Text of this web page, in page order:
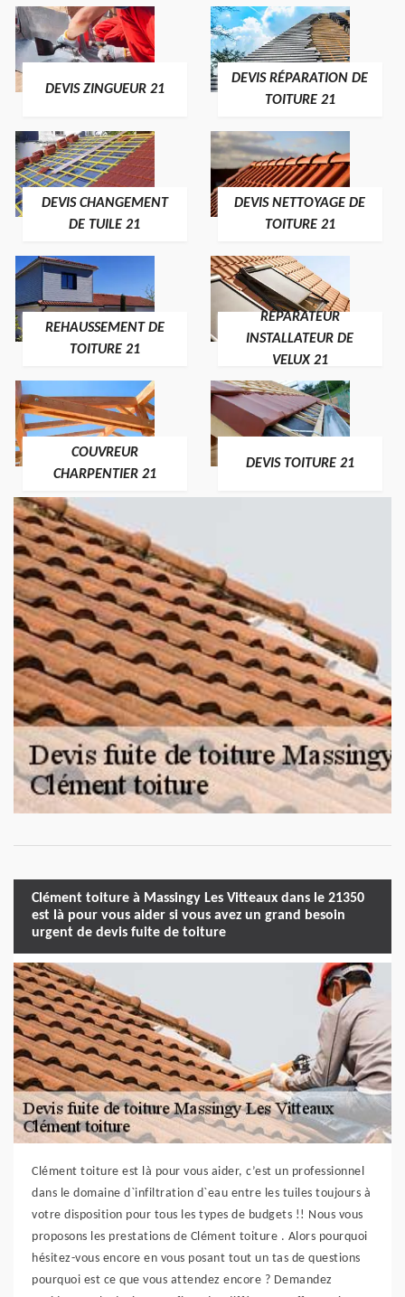
DEVIS ZINGUEUR 21
DEVIS RÉPARATION DE
TOITURE 21
DEVIS CHANGEMENT
DE TUILE 21
DEVIS NETTOYAGE DE
TOITURE 21
REHAUSSEMENT DE
TOITURE 21
RÉPARATEUR
INSTALLATEUR DE
VELUX 21
COUVREUR
CHARPENTIER 21
DEVIS TOITURE 21
Clément toiture à Massingy Les Vitteaux dans le 21350
est là pour vous aider si vous avez un grand besoin
urgent de devis fuite de toiture
Clément toiture est là pour vous aider, c’est un professionnel
dans le domaine d`infiltration d`eau entre les tuiles toujours à
votre disposition pour tous les types de budgets !! Nous vous
proposons les prestations de Clément toiture . Alors pourquoi
hésitez-vous encore en vous posant tout un tas de questions
pourquoi est ce que vous attendez encore ? Demandez